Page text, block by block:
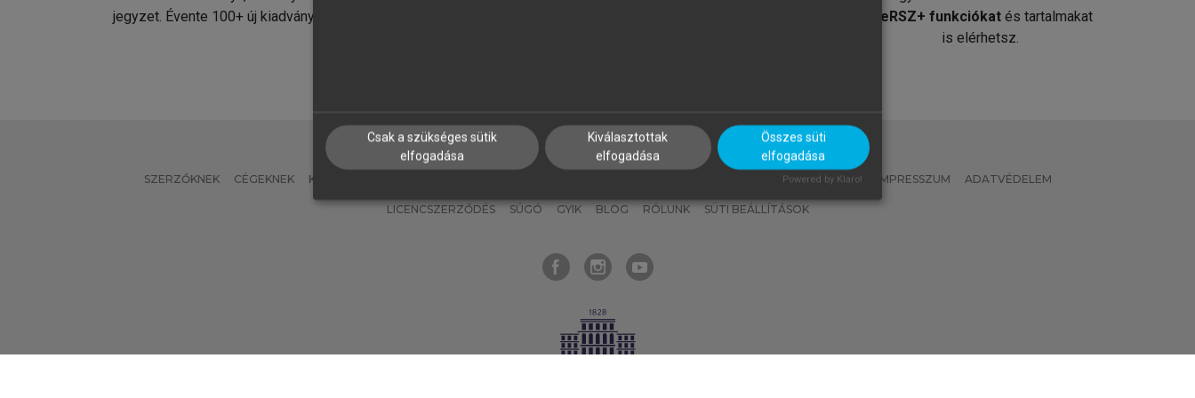
jegyzet. Évente 100+ új kiadvány.
MeRSZ+ funkciókat és tartalmakat
is elérhetsz.
SZERZŐKNEK CÉGEKNEK KÖNYVTÁROSOKNAK MI – ÁLTALÁNOS IRÁNYELVEK IMPRESSZUM ADATVÉDELEM
LICENCSZERZŐDÉS SÚGÓ GYIK BLOG RÓLUNK SÜTI BEÁLLÍTÁSOK
Csak a szükséges sütik
elfogadása
Kiválasztottak
elfogadása
Összes süti
elfogadása
Powered by Klaro!